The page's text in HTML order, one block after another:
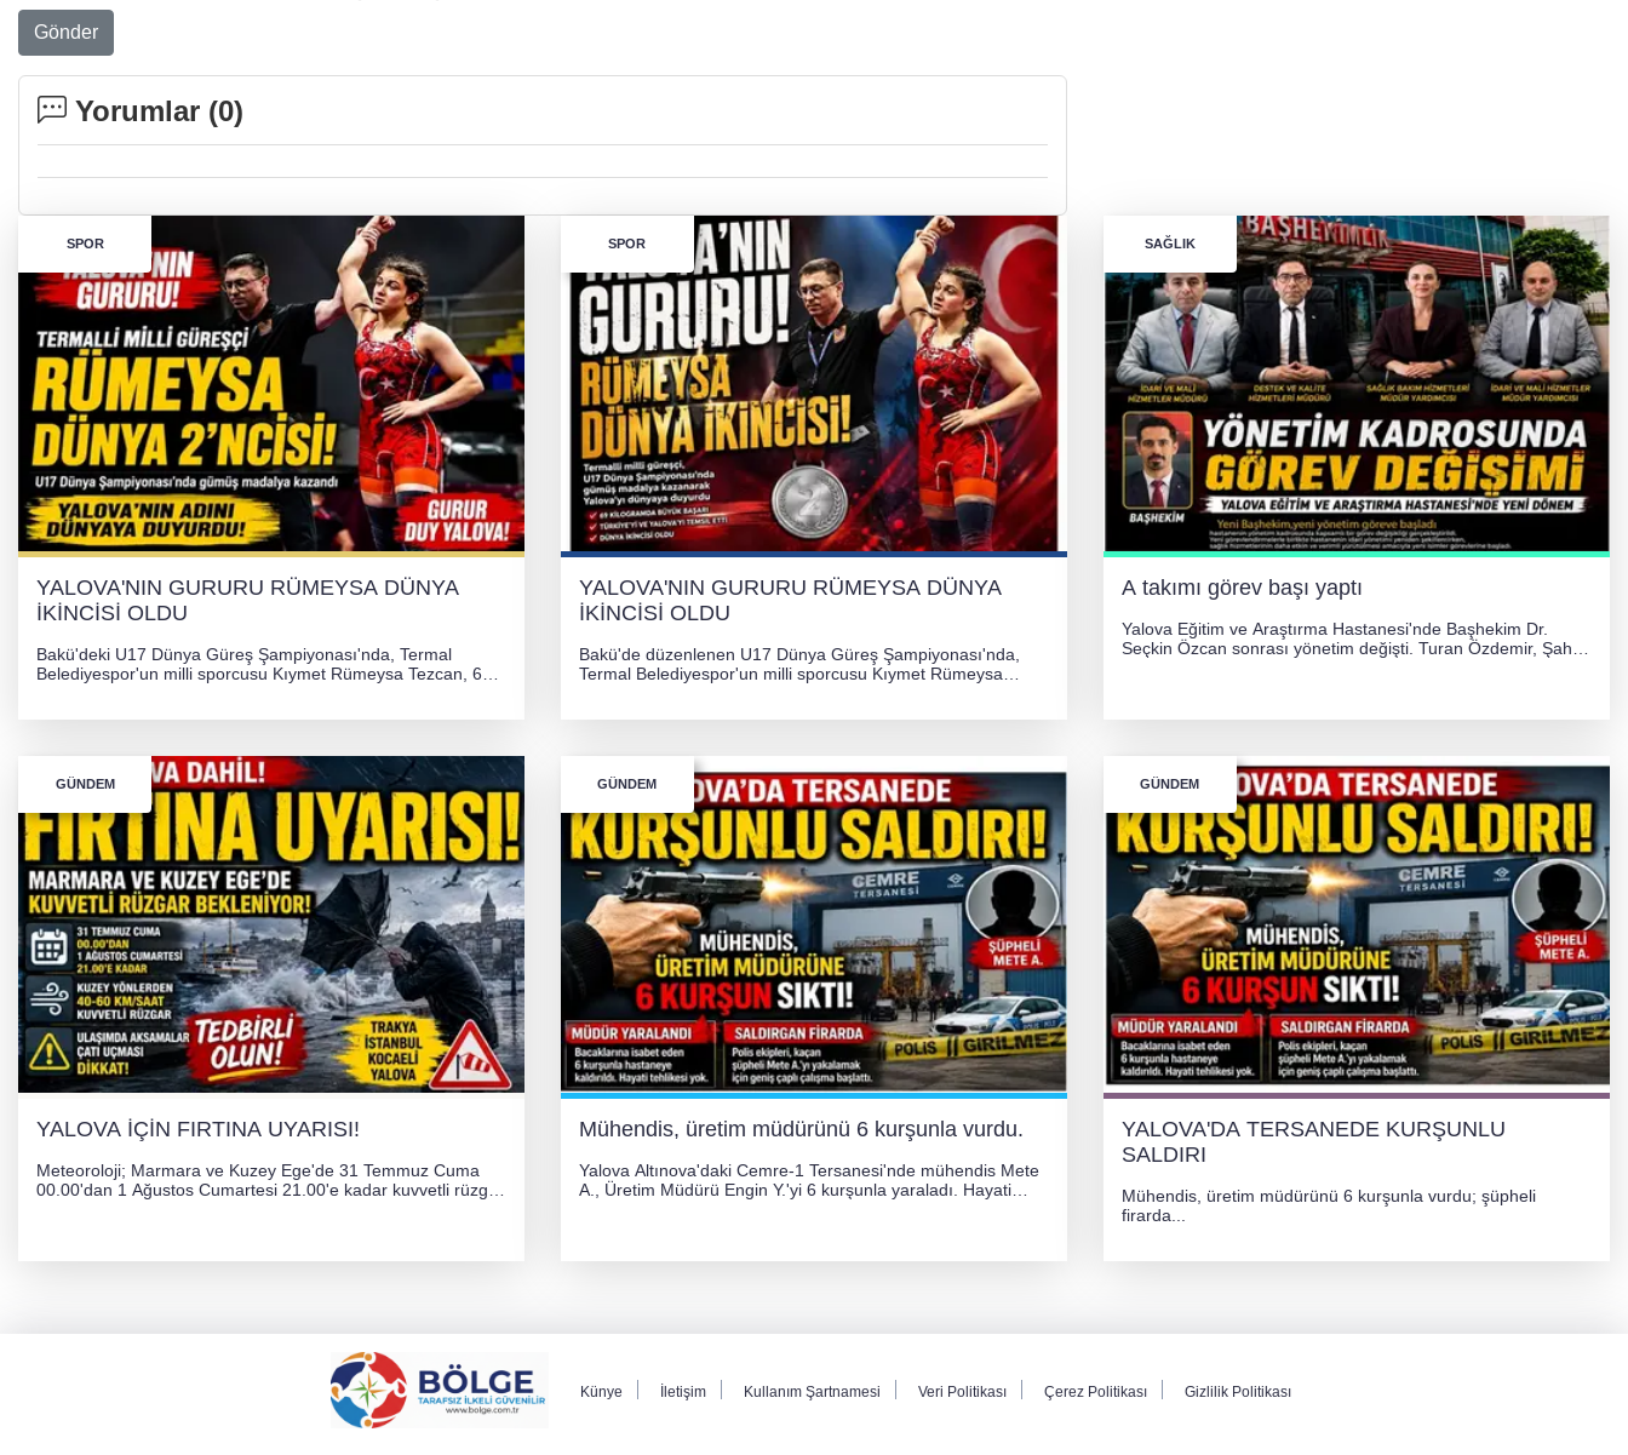
Gönder
Yorumlar (0)
SPOR
YALOVA'NIN GURURU RÜMEYSA DÜNYA
İKİNCİSİ OLDU
Bakü'deki U17 Dünya Güreş Şampiyonası'nda, Termal
Belediyespor'un milli sporcusu Kıymet Rümeysa Tezcan, 69
SPOR
YALOVA'NIN GURURU RÜMEYSA DÜNYA
İKİNCİSİ OLDU
Bakü'de düzenlenen U17 Dünya Güreş Şampiyonası'nda,
Termal Belediyespor'un milli sporcusu Kıymet Rümeysa
SAĞLIK
A takımı görev başı yaptı
Yalova Eğitim ve Araştırma Hastanesi'nde Başhekim Dr.
Seçkin Özcan sonrası yönetim değişti. Turan Özdemir, Şahin
GÜNDEM
YALOVA İÇİN FIRTINA UYARISI!
Meteoroloji; Marmara ve Kuzey Ege'de 31 Temmuz Cuma
00.00'dan 1 Ağustos Cumartesi 21.00'e kadar kuvvetli rüzgar
GÜNDEM
Mühendis, üretim müdürünü 6 kurşunla vurdu.
Yalova Altınova'daki Cemre-1 Tersanesi'nde mühendis Mete
A., Üretim Müdürü Engin Y.'yi 6 kurşunla yaraladı. Hayati
GÜNDEM
YALOVA'DA TERSANEDE KURŞUNLU
SALDIRI
Mühendis, üretim müdürünü 6 kurşunla vurdu; şüpheli
firarda...
Künye İletişim Kullanım Şartnamesi Veri Politikası Çerez Politikası Gizlilik Politikası